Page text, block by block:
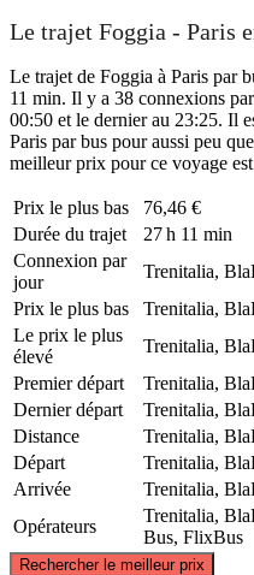
Le trajet Foggia - Paris
Le trajet de Foggia à Paris par
11 min. Il y a 38 connexions
00:50 et le dernier au 23:25. Il
Paris par bus pour aussi peu
meilleur prix pour ce voyage
Prix ​​le plus bas
76,46 €
Durée du trajet
27 h 11 min
Connexion par
jour
Trenitalia,
Prix ​​le plus bas
Trenitalia,
Le prix le plus
élevé
Trenitalia,
Premier départ
Trenitalia,
Dernier départ
Trenitalia,
Distance
Trenitalia,
Départ
Trenitalia,
Arrivée
Trenitalia,
Opérateurs
Trenitalia,
Bus, FlixBus
Rechercher le meilleur prix